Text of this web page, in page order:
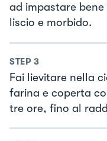
ad impastare
liscio e morbido.
STEP 3
Fai lievitare nella
farina e coperta
tre ore, fino al